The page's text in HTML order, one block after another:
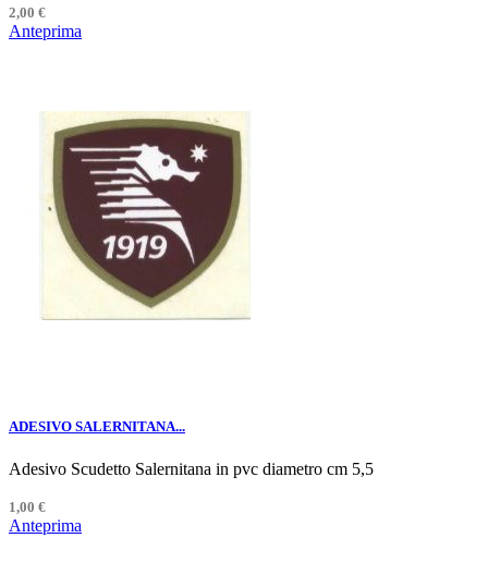
2,00 €
Anteprima
ADESIVO SALERNITANA...
Adesivo Scudetto Salernitana in pvc diametro cm 5,5
1,00 €
Anteprima